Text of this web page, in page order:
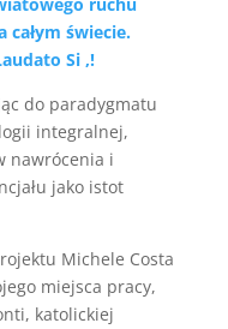
całym świecie.
Si ‚!
do paradygmatu
integralnej,
nawrócenia i
jako istot
Michele Costa
miejsca pracy,
katolickiej